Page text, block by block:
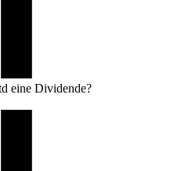
eine Dividende?